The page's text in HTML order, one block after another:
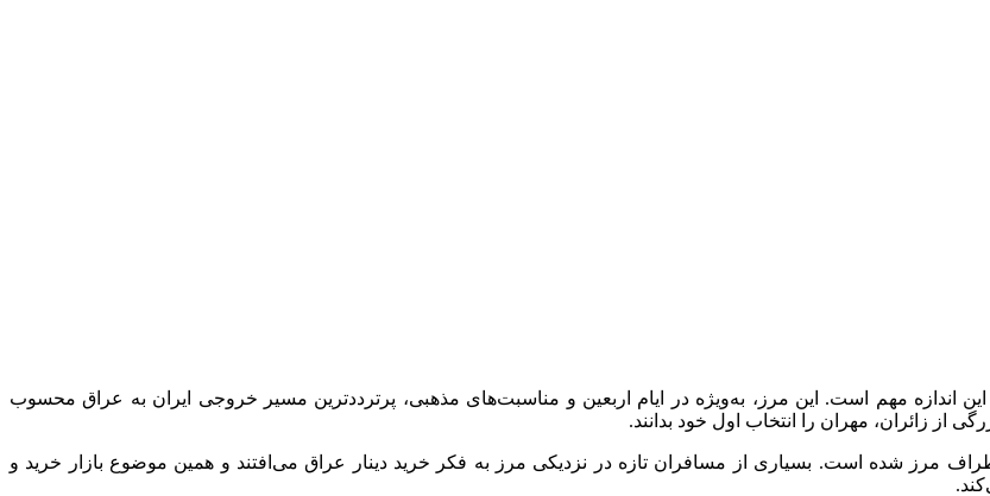
این اندازه مهم است. این مرز، به‌ویژه در ایام اربعین و مناسبت‌های مذهبی، پرترددترین مسیر خروجی ایران به عراق محسوب
زائران، مهران را انتخاب اول خود بدانند.
مرز شده است. بسیاری از مسافران تازه در نزدیکی مرز به فکر خرید دینار عراق می‌افتند و همین موضوع بازار خرید و